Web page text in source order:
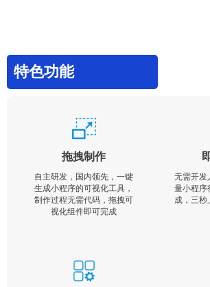
特色功能
拖拽制作
自主研发，国内领先，一键
生成小程序的可视化工具，
制作过程无需代码，拖拽可
视化组件即可完成
无需开发
量小程序
成，三秒